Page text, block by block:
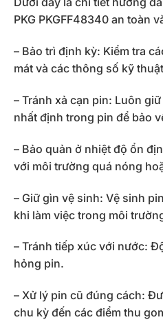
PKG PKGFF48340 an toàn
– Bảo trì định kỳ: Kiểm tra
mát và các thông số kỹ
– Tránh xả cạn pin: Luôn
nhất định trong pin để bảo
– Bảo quản ở nhiệt độ ổn
với môi trường quá nóng
– Giữ gìn vệ sinh: Vệ sinh
khi làm việc trong môi
– Tránh tiếp xúc với nước:
hỏng pin.
– Xử lý pin cũ đúng cách:
chu kỳ đến các điểm thu